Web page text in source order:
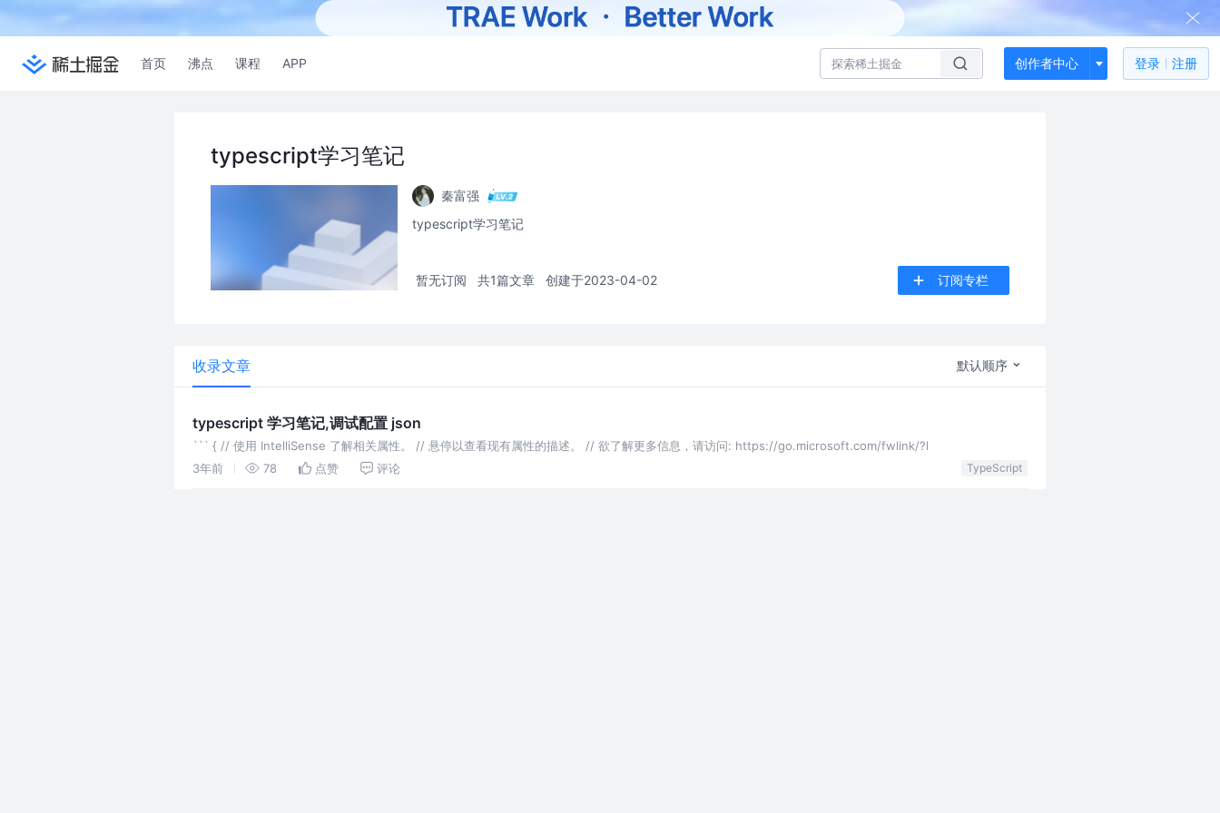
首页 沸点 课程 APP 创作者中心 登录 注册
typescript学习笔记
秦富强
typescript学习笔记
暂无订阅 共1篇文章 创建于2023-04-02 订阅专栏
收录文章 默认顺序
typescript 学习笔记,调试配置 json
``` { // 使用 IntelliSense 了解相关属性。 // 悬停以查看现有属性的描述。 // 欲了解更多信息，请访问: https://go.microsoft.com/fwlink/?l
3年前
78 点赞 评论 TypeScript